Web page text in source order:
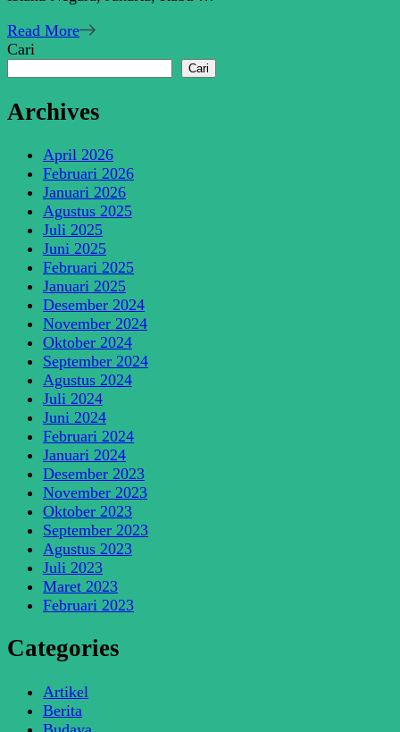
Indonesia
Read More
Cari
Cari
Archives
April 2026
Februari 2026
Januari 2026
Agustus 2025
Juli 2025
Juni 2025
Februari 2025
Januari 2025
Desember 2024
November 2024
Oktober 2024
September 2024
Agustus 2024
Juli 2024
Juni 2024
Februari 2024
Januari 2024
Desember 2023
November 2023
Oktober 2023
September 2023
Agustus 2023
Juli 2023
Maret 2023
Februari 2023
Categories
Artikel
Berita